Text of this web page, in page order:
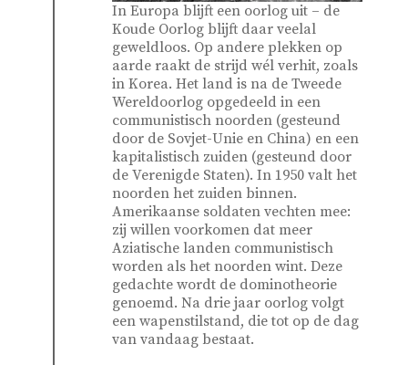
In Europa blijft een oorlog uit – de
Koude Oorlog blijft daar veelal
geweldloos. Op andere plekken op
aarde raakt de strijd wél verhit, zoals
in Korea. Het land is na de Tweede
Wereldoorlog opgedeeld in een
communistisch noorden (gesteund
door de Sovjet-Unie en China) en een
kapitalistisch zuiden (gesteund door
de Verenigde Staten). In 1950 valt het
noorden het zuiden binnen.
Amerikaanse soldaten vechten mee:
zij willen voorkomen dat meer
Aziatische landen communistisch
worden als het noorden wint. Deze
gedachte wordt de dominotheorie
genoemd. Na drie jaar oorlog volgt
een wapenstilstand, die tot op de dag
van vandaag bestaat.